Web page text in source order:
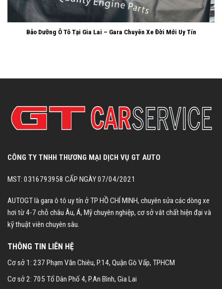
Bảo Dưỡng Ô Tô Tại Gia Lai – Gara Chuyên Xe Đời Mới Uy Tín
CÔNG TY TNHH THƯƠNG MẠI DỊCH VỤ GT AUTO
MST: 0316793958 CẤP NGÀY 07/04/2021
AUTOGT là gara ô tô uy tín ở TP HỒ CHÍ MINH, chuyên sửa các dòng xe
hơi từ 4-7 chỗ châu Âu, Á, Mỹ chuyên nghiệp, cơ sở vât chất hiện đại và
kỹ thuật viên chuyên sâu.
THÔNG TIN LIÊN HỆ
Cơ sở 1: 237 Phạm Văn Chiêu, P.14, Quận Gò Vấp, TPHCM
Cơ sở 2: 705 Tổ Dân Phố 4, P.An Bình, Gia Lai